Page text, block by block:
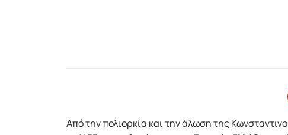
Από την πολιορκία και την άλωση της